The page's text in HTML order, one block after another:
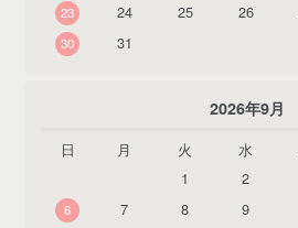
23
24 25 26
30
31
2026年9月
日 月 火 水
1
2
6
7 8 9